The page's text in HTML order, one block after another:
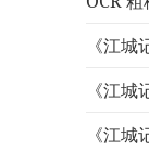
《江
《江
《江城